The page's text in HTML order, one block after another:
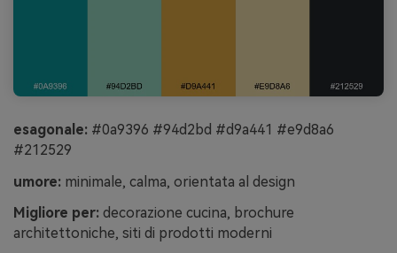
esagonale: #0a9396 #94d2bd #d9a441 #e9d8a6
#212529
umore: minimale, calma, orientata al design
Migliore per: decorazione cucina, brochure
architettoniche, siti di prodotti moderni